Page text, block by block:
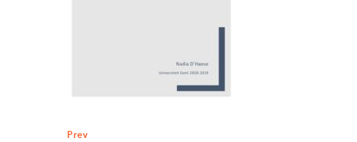
Prev